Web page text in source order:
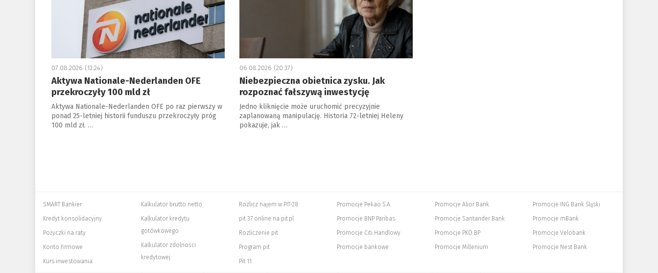
07.08.2026 (13:24)
Aktywa Nationale-Nederlanden OFE
przekroczyły 100 mld zł
Aktywa Nationale-Nederlanden OFE po raz pierwszy w
ponad 25-letniej historii funduszu przekroczyły próg
100 mld zł. …
06.08.2026 (20:37)
Niebezpieczna obietnica zysku. Jak
rozpoznać fałszywą inwestycję
Jedno kliknięcie może uruchomić precyzyjnie
zaplanowaną manipulację. Historia 72-letniej Heleny
pokazuje, jak …
SMART Bankier
Kredyt konsolidacyjny
Pożyczki na raty
Konto firmowe
Kurs inwestowania
Kalkulator brutto netto
Kalkulator kredytu
gotówkowego
Kalkulator zdolności
kredytowej
Rozlicz najem w PIT-28
pit 37 online na pit.pl
Rozliczenie pit
Program pit
Pit 11
Promocje Pekao S.A.
Promocje BNP Paribas
Promocje Citi Handlowy
Promocje bankowe
Promocje Alior Bank
Promocje Santander Bank
Promocje PKO BP
Promocje Millenium
Promocje ING Bank Śląski
Promocje mBank
Promocje Velobank
Promocje Nest Bank